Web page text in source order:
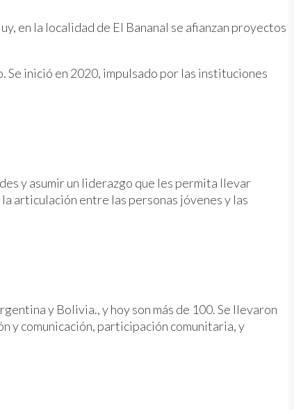
en la localidad de El Bananal se afianzan proyectos
Se inició en 2020, impulsado por las instituciones
y asumir un liderazgo que les permita llevar
articulación entre las personas jóvenes y las
y Bolivia., y hoy son más de 100. Se llevaron
y comunicación, participación comunitaria, y